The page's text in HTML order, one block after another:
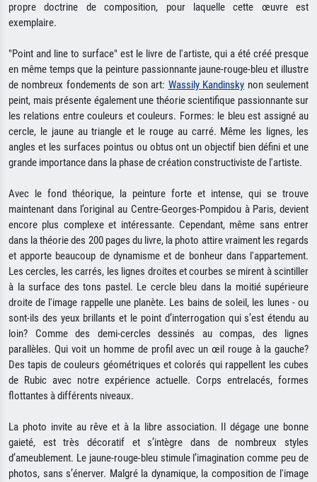
propre doctrine de composition, pour laquelle cette œuvre est
exemplaire.
"Point and line to surface" est le livre de l'artiste, qui a été créé presque
en même temps que la peinture passionnante jaune-rouge-bleu et illustre
de nombreux fondements de son art: Wassily Kandinsky non seulement
peint, mais présente également une théorie scientifique passionnante sur
les relations entre couleurs et couleurs. Formes: le bleu est assigné au
cercle, le jaune au triangle et le rouge au carré. Même les lignes, les
angles et les surfaces pointus ou obtus ont un objectif bien défini et une
grande importance dans la phase de création constructiviste de l'artiste.
Avec le fond théorique, la peinture forte et intense, qui se trouve
maintenant dans l’original au Centre-Georges-Pompidou à Paris, devient
encore plus complexe et intéressante. Cependant, même sans entrer
dans la théorie des 200 pages du livre, la photo attire vraiment les regards
et apporte beaucoup de dynamisme et de bonheur dans l'appartement.
Les cercles, les carrés, les lignes droites et courbes se mirent à scintiller
à la surface des tons pastel. Le cercle bleu dans la moitié supérieure
droite de l'image rappelle une planète. Les bains de soleil, les lunes - ou
sont-ils des yeux brillants et le point d’interrogation qui s’est étendu au
loin? Comme des demi-cercles dessinés au compas, des lignes
parallèles. Qui voit un homme de profil avec un œil rouge à la gauche?
Des tapis de couleurs géométriques et colorés qui rappellent les cubes
de Rubic avec notre expérience actuelle. Corps entrelacés, formes
flottantes à différents niveaux.
La photo invite au rêve et à la libre association. Il dégage une bonne
gaieté, est très décoratif et s’intègre dans de nombreux styles
d’ameublement. Le jaune-rouge-bleu stimule l’imagination comme peu de
photos, sans s’énerver. Malgré la dynamique, la composition de l'image